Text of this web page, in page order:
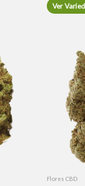
Ver
Flores CBD